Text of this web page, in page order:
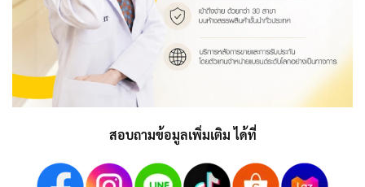
สอบถามข้อมูลเพิ่มเติม ได้ที่